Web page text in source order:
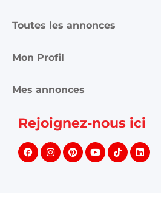
Toutes les annonces
Mon Profil
Mes annonces
Rejoignez-nous ici